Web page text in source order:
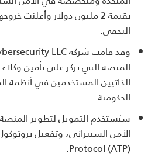
بقيمة 2 مليون دولار وأعلنت
التخفي.
المنصة التي تركز على تأمين
الذاتيين المستخدمين في
الحكومية.
سيُستخدم التمويل لتطوير
Protocol (ATP).